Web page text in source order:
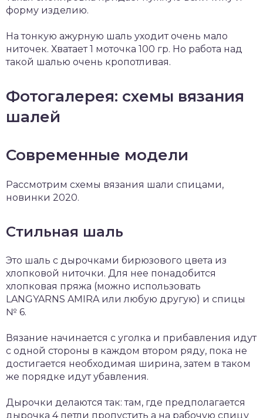
форму изделию.
На тонкую ажурную шаль уходит очень мало
ниточек. Хватает 1 моточка 100 гр. Но работа над
такой шалью очень кропотливая.
Фотогалерея: схемы вязания
шалей
Современные модели
Рассмотрим схемы вязания шали спицами,
новинки 2020.
Стильная шаль
Это шаль с дырочками бирюзового цвета из
хлопковой ниточки. Для нее понадобится
хлопковая пряжа (можно использовать
LANGYARNS AMIRA или любую другую) и спицы
№ 6.
Вязание начинается с уголка и прибавления идут
с одной стороны в каждом втором ряду, пока не
достигается необходимая ширина, затем в таком
же порядке идут убавления.
Дырочки делаются так: там, где предполагается
дырочка 4 петли пропустить а на рабочую спицу